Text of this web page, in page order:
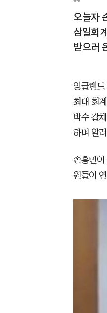
오늘자
삼일회
받으러
잉글랜드
최대 회
박수 갈
하며 알려
손흥민이
원들이